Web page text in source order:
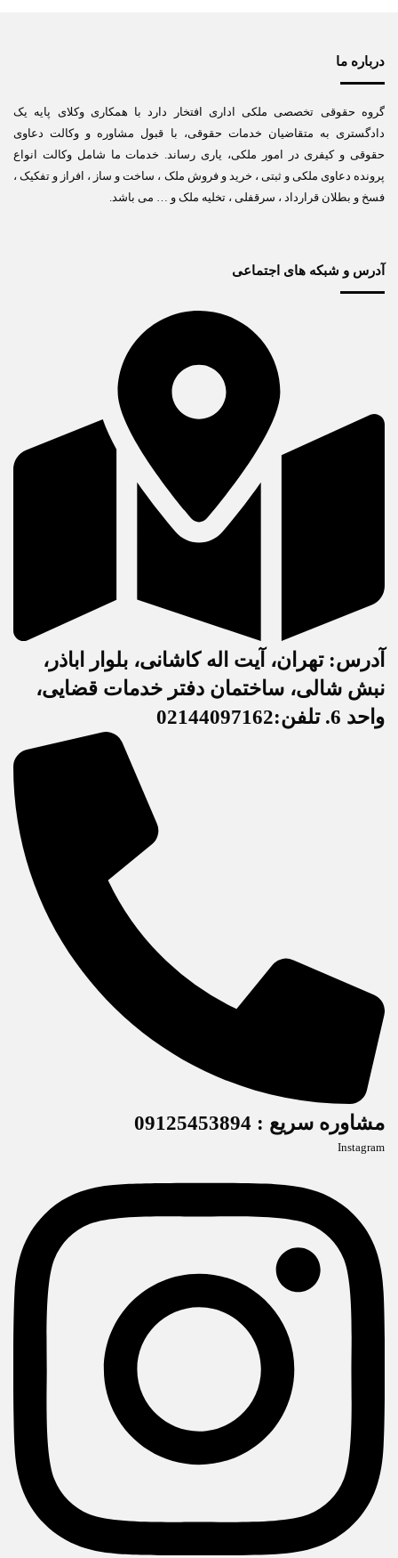
درباره ما
گروه حقوقی تخصصی ملکی اداری افتخار دارد با همکاری وکلای پایه یک
دادگستری به متقاضیان خدمات حقوقی، با قبول مشاوره و وکالت دعاوی
حقوقی و کیفری در امور ملکی، یاری رساند. خدمات ما شامل وکالت انواع
پرونده دعاوی ملکی و ثبتی ، خرید و فروش ملک ، ساخت و ساز ، افراز و تفکیک ،
فسخ و بطلان قرارداد ، سرقفلی ، تخلیه ملک و … می باشد.
آدرس و شبکه های اجتماعی
آدرس: تهران، آیت اله کاشانی، بلوار اباذر،
نبش شالی، ساختمان دفتر خدمات قضایی،
واحد 6. تلفن:02144097162
مشاوره سریع : 09125453894
Instagram